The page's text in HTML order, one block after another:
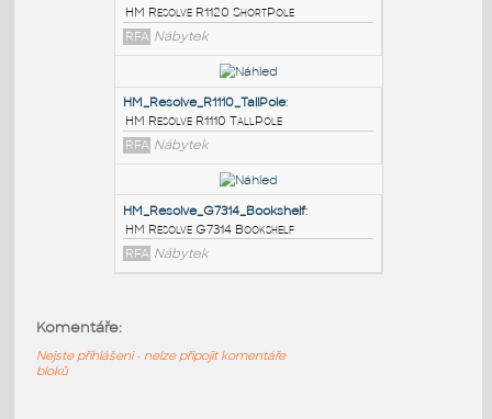
PODOBNÉ BLOKY
HM_Resolve_R1140_InLinePole:
HM Resolve R1140 InLinePole
RFA Nábytek
HM_Resolve_R1120_ShortPole
HM Resolve R1120 ShortPole
RFA
Nábytek
HM Resolve R1110 TallPole
Komentáře:
Nejste přihlášeni - nelze připojit komentáře
bloků